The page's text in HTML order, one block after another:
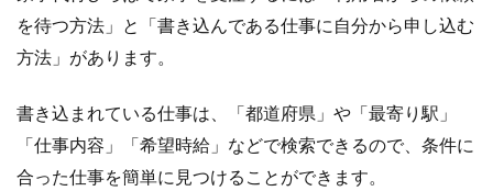
の
利
法
4.1 ス
を待つ方法」と「書き込んである仕事に自分から申し込む
方法」があります。
書き込まれている仕事は、「都道府県」や「最寄り駅」
「仕事内容」「希望時給」などで検索できるので、条件に
合った仕事を簡単に見つけることができます。